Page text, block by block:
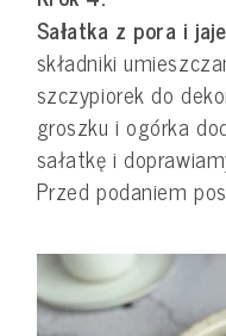
Sałatka z pora i
składniki
szczypiorek do
groszku i ogórka
sałatkę i
Przed podaniem